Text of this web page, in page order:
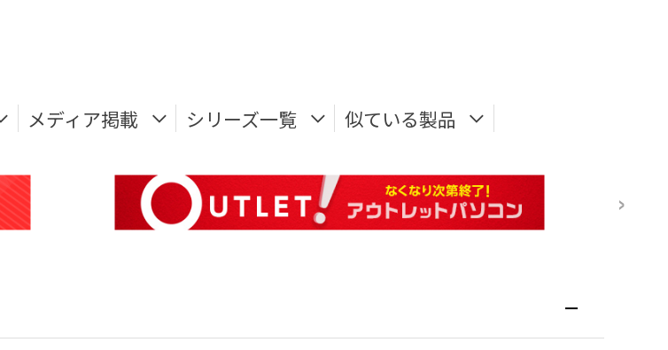
メディア掲載 シリーズ一覧 似ている製品